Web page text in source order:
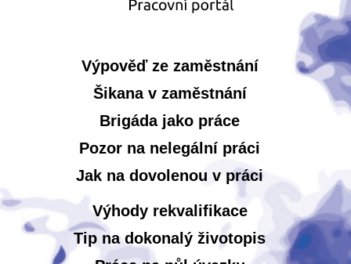
Výpověď ze zaměstnání
Šikana v zaměstnání
Brigáda jako práce
Pozor na nelegální práci
Jak na dovolenou v práci
Výhody rekvalifikace
Tip na dokonalý životopis